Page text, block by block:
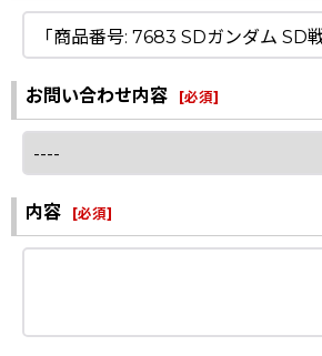
お問い合わせ内容 [必須]
内容 [必須]